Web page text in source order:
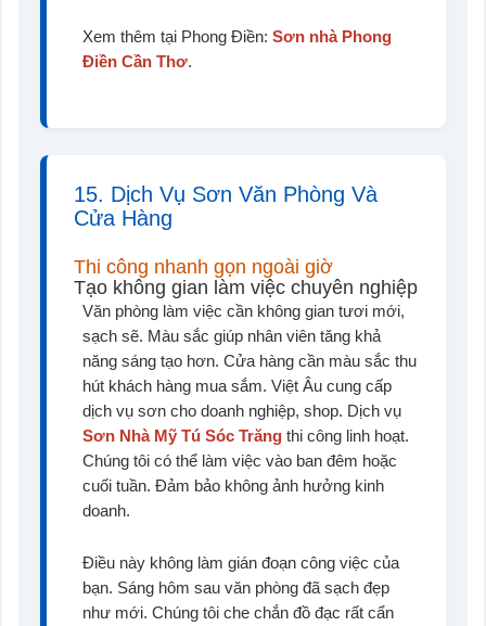
Xem thêm tại Phong Điền: Sơn nhà Phong
Điền Cần Thơ.
15. Dịch Vụ Sơn Văn Phòng Và
Cửa Hàng
Thi công nhanh gọn ngoài giờ
Tạo không gian làm việc chuyên nghiệp
Văn phòng làm việc cần không gian tươi mới,
sạch sẽ. Màu sắc giúp nhân viên tăng khả
năng sáng tạo hơn. Cửa hàng cần màu sắc thu
hút khách hàng mua sắm. Việt Âu cung cấp
dịch vụ sơn cho doanh nghiệp, shop. Dịch vụ
Sơn Nhà Mỹ Tú Sóc Trăng thi công linh hoạt.
Chúng tôi có thể làm việc vào ban đêm hoặc
cuối tuần. Đảm bảo không ảnh hưởng kinh
doanh.
Điều này không làm gián đoạn công việc của
bạn. Sáng hôm sau văn phòng đã sạch đẹp
như mới. Chúng tôi che chắn đồ đạc rất cẩn